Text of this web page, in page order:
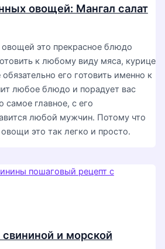
овощей: Мангал салат
овощей это прекрасное блюдо
к любому виду мяса, курице
его готовить именно к
любое блюдо и порадует вас
главное, с его
любой мужчин. Потому что
это так легко и просто.
и морской